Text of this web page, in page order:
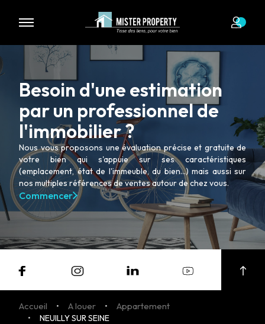
pour le moment , plusieurs options s'offrent à vous :
Transmettez-nous votre demande
Besoin d'une estimation
par un professionnel de
l'immobilier ?
Nous vous proposons une évaluation précise et gratuite de
votre bien qui s'appuie sur ses caractéristiques
(emplacement, état de l'immeuble, du bien...) mais aussi sur
nos multiples références de ventes autour de chez vous.
Commencer
Accueil A louer Appartement
NEUILLY SUR SEINE